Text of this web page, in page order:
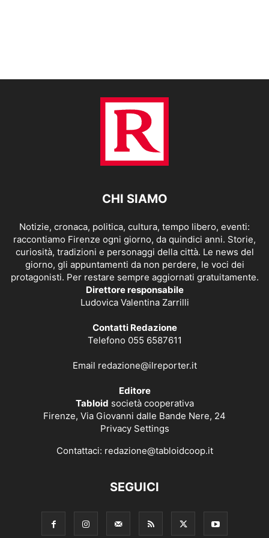
CHI SIAMO
Notizie, cronaca, politica, cultura, tempo libero, eventi:
raccontiamo Firenze ogni giorno, da quindici anni. Storie,
curiosità, tradizioni e personaggi della città. Le news del
giorno, gli appuntamenti da non perdere, le voci dei
protagonisti. Per restare sempre aggiornati gratuitamente.
Direttore responsabile
Ludovica Valentina Zarrilli
Contatti Redazione
Telefono 055 6587611
Email redazione@ilreporter.it
Editore
Tabloid società cooperativa
Firenze, Via Giovanni dalle Bande Nere, 24
Privacy Settings
Contattaci: redazione@tabloidcoop.it
SEGUICI